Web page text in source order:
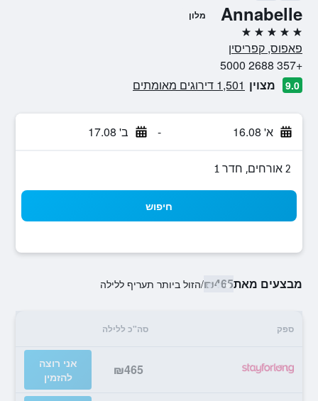
Annabelle מלון
5 כוכבים
פאפוס, קפריסין
+357 2688 5000
9.0 מצוין 1,501 דירוגים מאומתים
א' 16.08 - ב' 17.08
2 אורחים, חדר 1
חיפוש
מבצעים מאת₪465
/הזול ביותר תעריף ללילה
ספק סה"כ ללילה
₪465
אני רוצה
להזמין